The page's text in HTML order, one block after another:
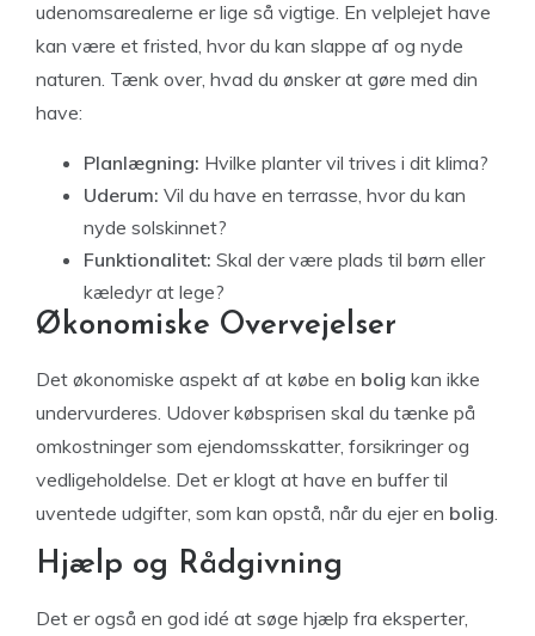
udenomsarealerne er lige så vigtige. En velplejet have
kan være et fristed, hvor du kan slappe af og nyde
naturen. Tænk over, hvad du ønsker at gøre med din
have:
Planlægning: Hvilke planter vil trives i dit klima?
Uderum: Vil du have en terrasse, hvor du kan
nyde solskinnet?
Funktionalitet: Skal der være plads til børn eller
kæledyr at lege?
Økonomiske Overvejelser
Det økonomiske aspekt af at købe en bolig kan ikke
undervurderes. Udover købsprisen skal du tænke på
omkostninger som ejendomsskatter, forsikringer og
vedligeholdelse. Det er klogt at have en buffer til
uventede udgifter, som kan opstå, når du ejer en bolig
Hjælp og Rådgivning
Det er også en god idé at søge hjælp fra eksperter,